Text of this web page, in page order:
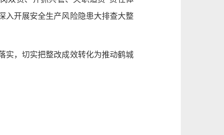
入开展安全生产风险隐患大排查大整
实，切实把整改成效转化为推动鹤城